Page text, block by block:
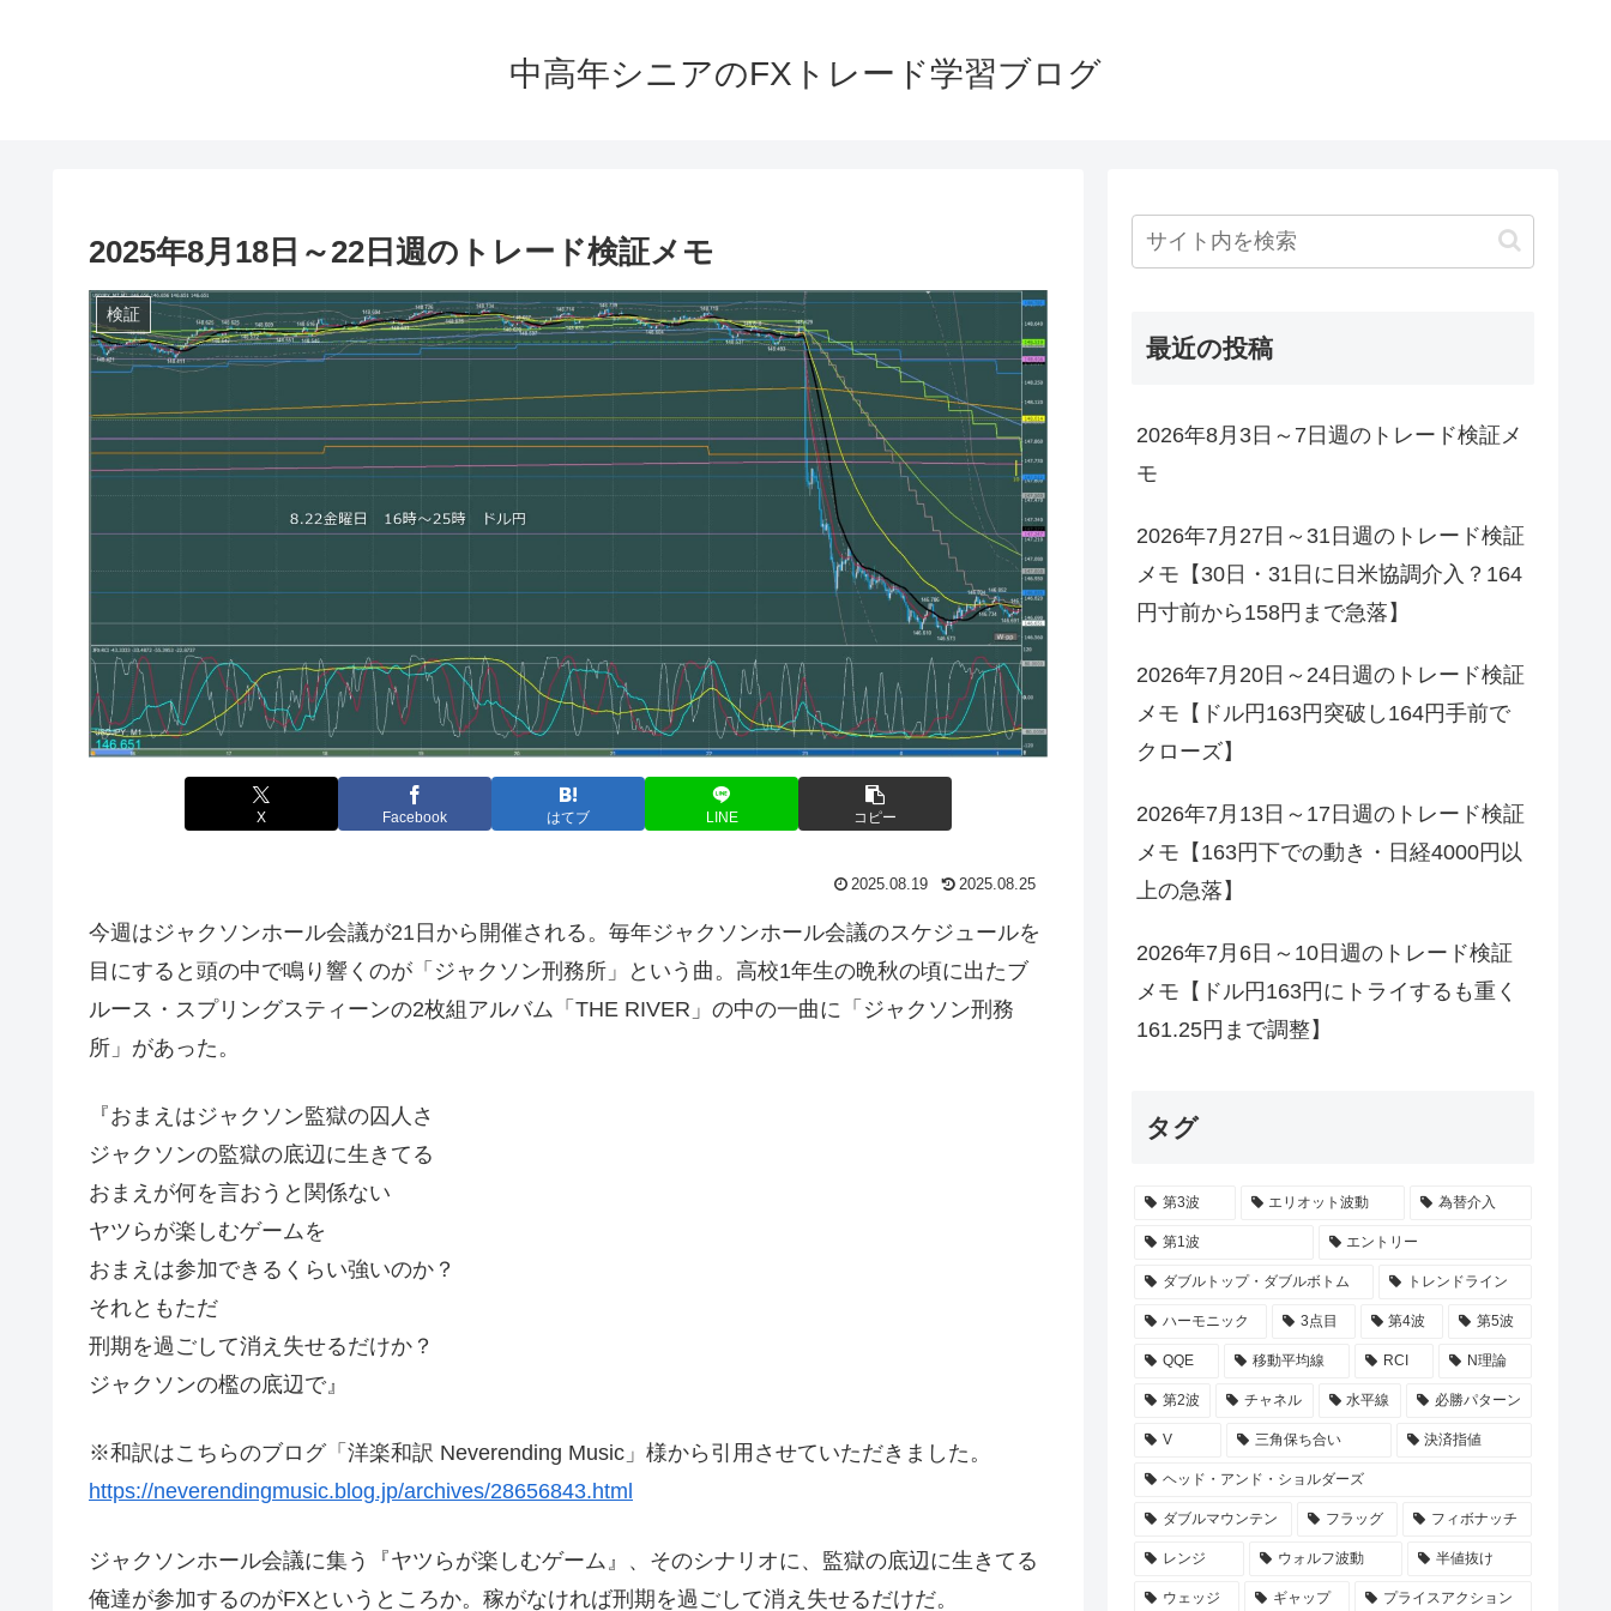
中高年シニアのFXトレード学習ブログ
2025年8月18日～22日週のトレード検証メモ
検証
X Facebook はてブ LINE コピー
2025.08.19 2025.08.25
今週はジャクソンホール会議が21日から開催される。毎年ジャクソンホール会議のスケジュールを
目にすると頭の中で鳴り響くのが「ジャクソン刑務所」という曲。高校1年生の晩秋の頃に出たブ
ルース・スプリングスティーンの2枚組アルバム「THE RIVER」の中の一曲に「ジャクソン刑務
所」があった。
『おまえはジャクソン監獄の囚人さ
ジャクソンの監獄の底辺に生きてる
おまえが何を言おうと関係ない
ヤツらが楽しむゲームを
おまえは参加できるくらい強いのか？
それともただ
刑期を過ごして消え失せるだけか？
ジャクソンの檻の底辺で』
※和訳はこちらのブログ「洋楽和訳 Neverending Music」様から引用させていただきました。
https://neverendingmusic.blog.jp/archives/28656843.html
ジャクソンホール会議に集う『ヤツらが楽しむゲーム』、そのシナリオに、監獄の底辺に生きてる
俺達が参加するのがFXというところか。稼がなければ刑期を過ごして消え失せるだけだ。
最近の投稿
2026年8月3日～7日週のトレード検証メ
モ
2026年7月27日～31日週のトレード検証
メモ【30日・31日に日米協調介入？164
円寸前から158円まで急落】
2026年7月20日～24日週のトレード検証
メモ【ドル円163円突破し164円手前で
クローズ】
2026年7月13日～17日週のトレード検証
メモ【163円下での動き・日経4000円以
上の急落】
2026年7月6日～10日週のトレード検証
メモ【ドル円163円にトライするも重く
161.25円まで調整】
タグ
第3波 エリオット波動 為替介入
第1波 エントリー
ダブルトップ・ダブルボトム トレンドライン
ハーモニック 3点目 第4波 第5波
QQE 移動平均線 RCI N理論
第2波 チャネル 水平線 必勝パターン
V 三角保ち合い 決済指値
ヘッド・アンド・ショルダーズ
ダブルマウンテン フラッグ フィボナッチ
レンジ ウォルフ波動 半値抜け
ウェッジ ギャップ プライスアクション